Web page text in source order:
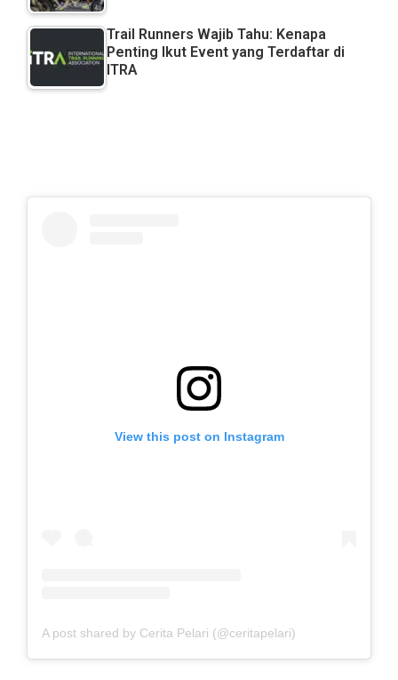
Trail Runners Wajib Tahu: Kenapa
Penting Ikut Event yang Terdaftar di
ITRA
View this post on Instagram
A post shared by Cerita Pelari (@ceritapelari)